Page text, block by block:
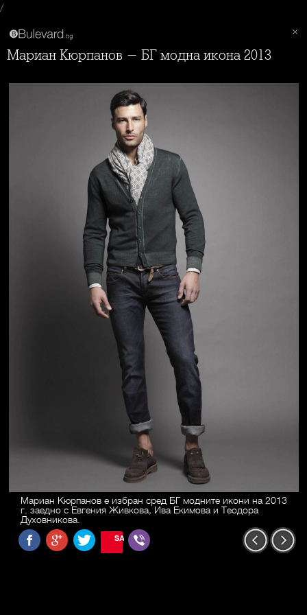
/
Мариан Кюрпанов - БГ модна икона 2013
Мариан Кюрпанов е избран сред БГ модните икони на 2013
г. заедно с Евгения Живкова, Ива Екимова и Теодора
Духовникова.
SAVE